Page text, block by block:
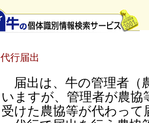
代行届出
届出は、牛の管理者（
いますが、管理者が農
受けた農協等が代わっ